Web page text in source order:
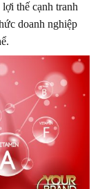
thế cạnh tranh
doanh nghiệp